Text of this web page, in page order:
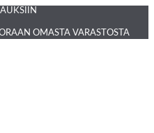
OMASTA VARASTOSTA